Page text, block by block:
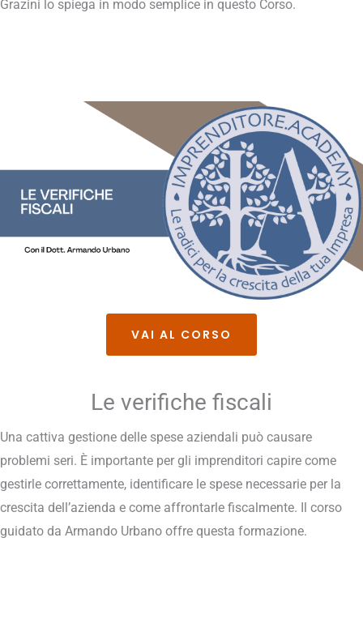
Grazini lo spiega in modo semplice in questo Corso.
VAI AL CORSO
Le verifiche fiscali
Una cattiva gestione delle spese aziendali può causare
problemi seri. È importante per gli imprenditori capire come
gestirle correttamente, identificare le spese necessarie per la
crescita dell’azienda e come affrontarle fiscalmente. Il corso
guidato da Armando Urbano offre questa formazione.